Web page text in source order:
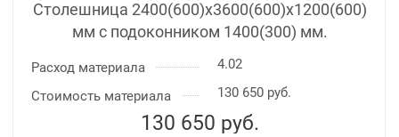
Столешница 2400(600)х3600(600)x1200(600)
мм с подоконником 1400(300) мм.
Расход материала
4.02
Стоимость материала
130 650 руб.
130 650 руб.